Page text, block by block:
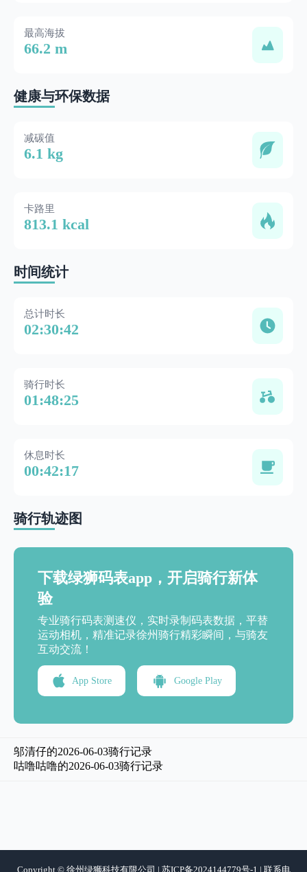
最高海拔
66.2 m
健康与环保数据
减碳值
6.1 kg
卡路里
813.1 kcal
时间统计
总计时长
02:30:42
骑行时长
01:48:25
休息时长
00:42:17
骑行轨迹图
下载绿狮码表app，开启骑行新体
验
专业骑行码表测速仪，实时录制码表数据，平替
运动相机，精准记录徐州骑行精彩瞬间，与骑友
互动交流！
App Store Google Play
邬清仔的2026-06-03骑行记录
咕噜咕噜的2026-06-03骑行记录
Copyright © 徐州绿狮科技有限公司 | 苏ICP备2024144779号-1 | 联系电